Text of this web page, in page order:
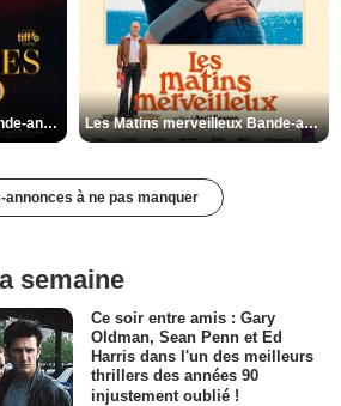
Les Silences de Riyad Bande-annonce VO STFR Les Matins merveilleux Bande-annonce VF
annonces à ne pas manquer
semaine
Ce soir entre amis : Gary
Oldman, Sean Penn et Ed
Harris dans l'un des meilleurs
thrillers des années 90
injustement oublié !